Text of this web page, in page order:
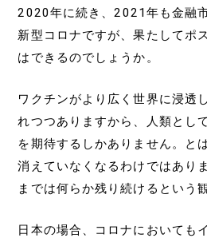
2020年に続き、2021年も金融
新型コロナですが、果たしてポ
はできるのでしょうか。
ワクチンがより広く世界に浸透
れつつありますから、人類とし
を期待するしかありません。と
消えていなくなるわけではあり
までは何らか残り続けるという
日本の場合、コロナにおいても